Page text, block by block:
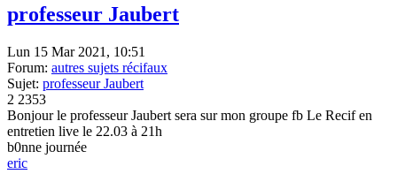
professeur Jaubert
Lun 15 Mar 2021, 10:51
Forum: autres sujets récifaux
Sujet: professeur Jaubert
2 2353
Bonjour le professeur Jaubert sera sur mon groupe fb Le Recif en
entretien live le 22.03 à 21h
b0nne journée
eric